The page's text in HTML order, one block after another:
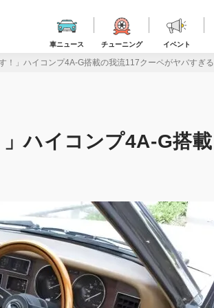
車ニュース チューニング イベント
！」ハイコンプ4A-G搭載の我流117クーペがヤバすぎる
ハイコンプ4A-G搭載